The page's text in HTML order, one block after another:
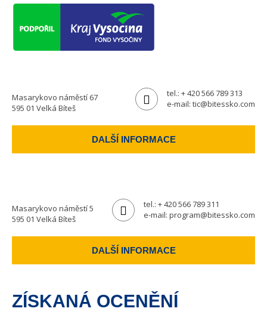
Masarykovo náměstí 67
595 01 Velká Bíteš
tel.: + 420 566 789 313
e-mail: tic@bitessko.com
DALŠÍ INFORMACE
Masarykovo náměstí 5
595 01 Velká Bíteš
tel.: + 420 566 789 311
e-mail: program@bitessko.com
DALŠÍ INFORMACE
ZÍSKANÁ OCENĚNÍ